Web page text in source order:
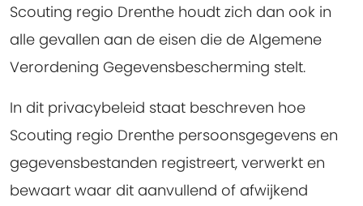
Scouting regio Drenthe houdt zich dan ook in
alle gevallen aan de eisen die de Algemene
Verordening Gegevensbescherming stelt.
In dit privacybeleid staat beschreven hoe
Scouting regio Drenthe persoonsgegevens en
gegevensbestanden registreert, verwerkt en
bewaart waar dit aanvullend of afwijkend